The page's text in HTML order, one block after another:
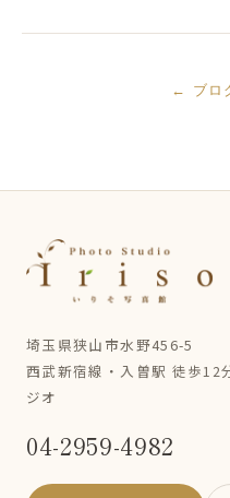
← ブロ
埼玉県狭山市水野456-5
西武新宿線・入曽駅 徒歩12
ジオ
04-2959-4982